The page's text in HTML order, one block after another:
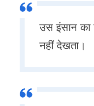
उस इंसान का
नहीं देखता।